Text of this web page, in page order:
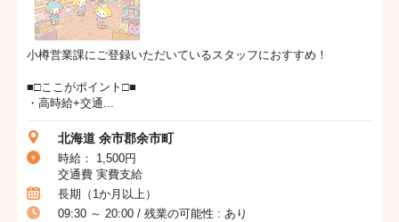
小樽営業課にご登録いただいているスタッフにおすすめ！
■□ここがポイント□■
・高時給+交通...
北海道 余市郡余市町
時給： 1,500円
交通費 実費支給
長期（1か月以上）
09:30 ～ 20:00 / 残業の可能性 : あり